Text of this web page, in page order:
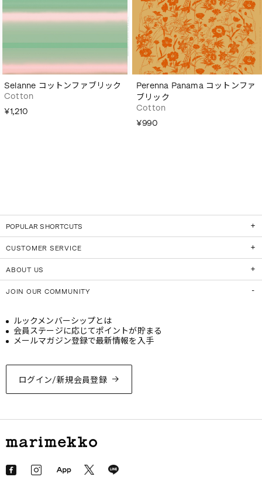
Selanne コットンファブリック
Cotton
¥1,210
Perenna Panama コットンファ
ブリック
Cotton
¥990
POPULAR SHORTCUTS
CUSTOMER SERVICE
ABOUT US
JOIN OUR COMMUNITY
ログイン/新規会員登録
ルックメンバーシップとは
会員ステージに応じてポイントが貯まる
メールマガジン登録で最新情報を入手